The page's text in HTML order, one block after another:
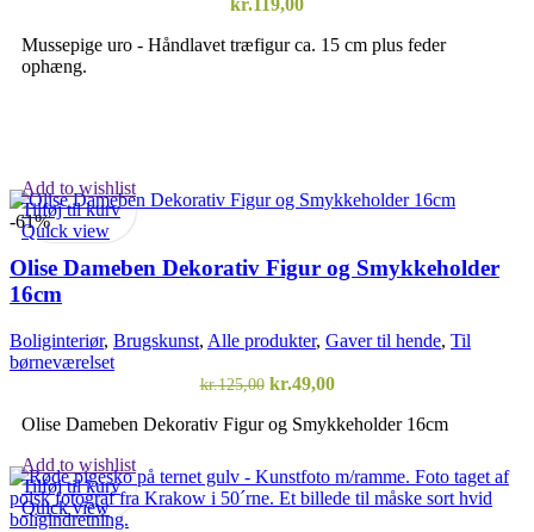
kr.119,00
Mussepige uro - Håndlavet træfigur ca. 15 cm plus feder
ophæng.
Add to wishlist
Tilføj til kurv
Quick view
-61%
Olise Dameben Dekorativ Figur og Smykkeholder
16cm
Boliginteriør, Brugskunst, Alle produkter, Gaver til hende, Til
børneværelset
kr.125,00 Den
pris
kr.125,00.
kr.49,00Den
pris
kr.49,00.
Olise Dameben Dekorativ Figur og Smykkeholder 16cm
Add to wishlist
Tilføj til kurv
Quick view